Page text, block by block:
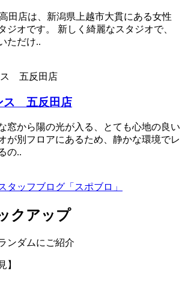
田店は、新潟県上越市大貫にある女性
ジオです。 新しく綺麗なスタジオで、
ただけ..
ス 五反田店
窓から陽の光が入る、とても心地の良い
が別フロアにあるため、静かな環境でレ
の..
クアップ
ンダムにご紹介